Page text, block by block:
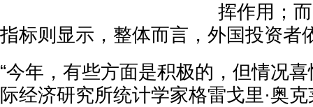
挥作用；
指标则显示，整体而言，外国投资者
“今年，有些方面是积极的，但情况
际经济研究所统计学家格雷戈里·奥